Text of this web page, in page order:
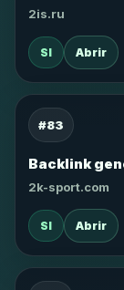
2is.ru
SI Abrir
#83
Backlink
2k-sport.com
SI Abrir